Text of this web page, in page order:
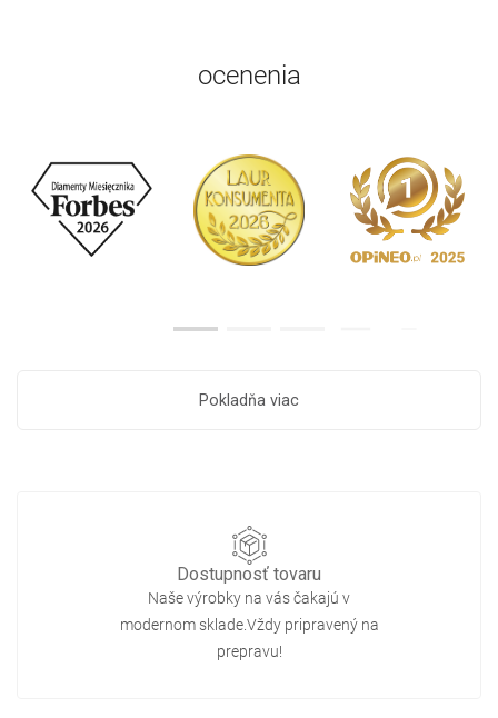
ocenenia
Pokladňa viac
Dostupnosť tovaru
Naše výrobky na vás čakajú v
modernom sklade.Vždy pripravený na
prepravu!
Táto webová lokalita používa
Táto webová lokalita používa súbory cookie na